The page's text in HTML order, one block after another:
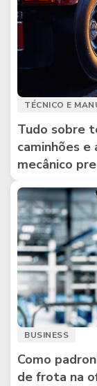
TÉCNICO E
Tudo sobre
caminhões
mecânico
BUSINESS
Como
de frota na